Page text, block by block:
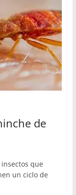
de
que
un ciclo de